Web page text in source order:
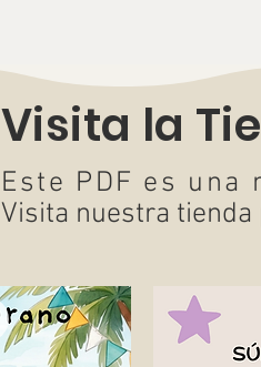
Este PDF es
Visita nuestra
Visita la